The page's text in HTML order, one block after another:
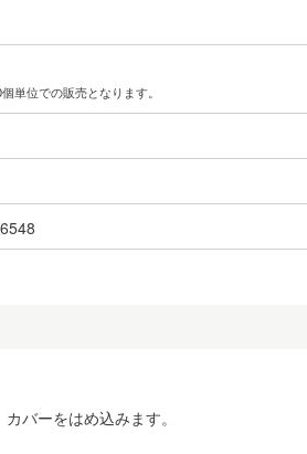
単位での販売となります。
バーをはめ込みます。